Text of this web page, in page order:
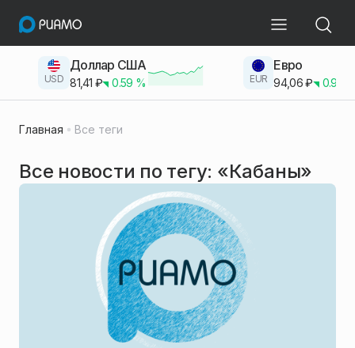
USD
Доллар США
81,41 ₽ 0.59 % EUR
Евро
94,06₽ 0.93
Главная Все теги
Все новости по тегу: «Кабаны»